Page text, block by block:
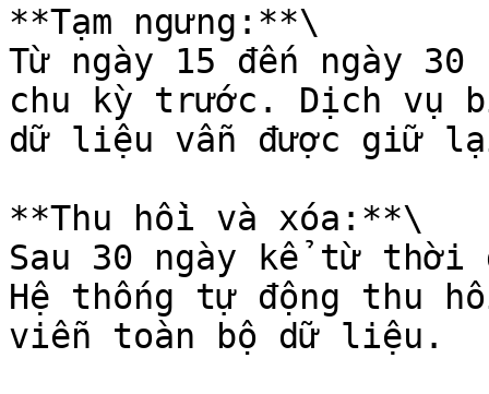
**Tạm ngưng:**\
Từ ngày 15 đến ngày
chu kỳ trước. Dịch vụ
dữ liệu vẫn được giữ
**Thu hồi và xóa:**\
Sau 30 ngày kể từ
Hệ thống tự động thu
viễn toàn bộ dữ liệu.